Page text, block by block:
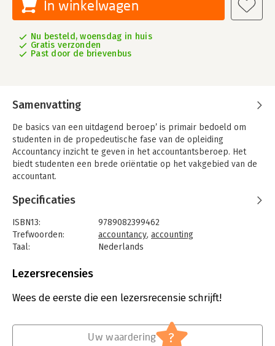
In winkelwagen
Nu besteld, woensdag in huis
Gratis verzonden
Past door de brievenbus
Samenvatting
De basics van een uitdagend beroep’ is primair bedoeld om
studenten in de propedeutische fase van de opleiding
Accountancy inzicht te geven in het accountantsberoep. Het
biedt studenten een brede oriëntatie op het vakgebied van de
accountant.
Het boek geeft onder andere antwoord op de vragen hoe het
accountantsberoep is ontstaan en welke ontwikkelingen er
spelen, de wet- en regelgeving die van toepassing is op de
accountant en de werkzaamheden die een accountant uitvoert
in zowel de samenstel- als de controlepraktijk. Daarnaast
vakgebieden nemen een steeds prominentere rol in binnen
boek voorzien van meerkeuze- en open vragen om de student
Specificaties
ISBN13:
9789082399462
Trefwoorden:
accountancy, accounting
Taal:
Nederlands
Aantal pagina's:
Druk:
6
Financieel management
Lezersrecensies
Wees de eerste die een lezersrecensie schrijft!
Uw waardering ?